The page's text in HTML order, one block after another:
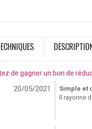
de gagner un bon de
20/05/2021
Simple et
Il rayonne